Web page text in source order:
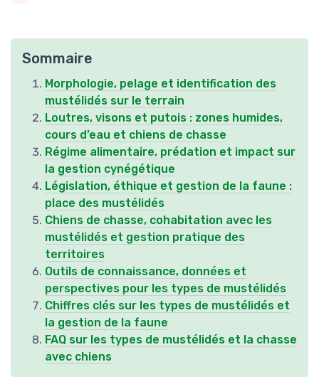
Sommaire
Morphologie, pelage et identification des
mustélidés sur le terrain
Loutres, visons et putois : zones humides,
cours d’eau et chiens de chasse
Régime alimentaire, prédation et impact sur
la gestion cynégétique
Législation, éthique et gestion de la faune :
place des mustélidés
Chiens de chasse, cohabitation avec les
mustélidés et gestion pratique des
territoires
Outils de connaissance, données et
perspectives pour les types de mustélidés
Chiffres clés sur les types de mustélidés et
la gestion de la faune
FAQ sur les types de mustélidés et la chasse
avec chiens